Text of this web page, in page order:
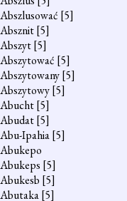
Abszlusować [5]
Absznit[5]
Abszyt[5]
Abszytować [5]
Abszytowany[5]
Abszytowy[5]
Abucht[5]
Abudat[5]
Abu-Ipahia[5]
Abukepo
Abukeps [5]
Abukesb [5]
Abutaka[5]